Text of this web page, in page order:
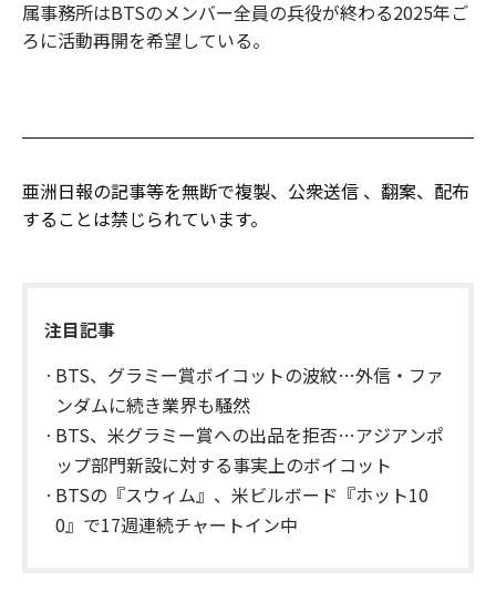
属事務所はBTSのメンバー全員の兵役が終わる2025年ご
ろに活動再開を希望している。
亜洲日報の記事等を無断で複製、公衆送信 、翻案、配布
することは禁じられています。
注目記事
BTS、グラミー賞ボイコットの波紋…外信・ファ
ンダムに続き業界も騒然
BTS、米グラミー賞への出品を拒否…アジアンポ
ップ部門新設に対する事実上のボイコット
BTSの『スウィム』、米ビルボード『ホット10
0』で17週連続チャートイン中